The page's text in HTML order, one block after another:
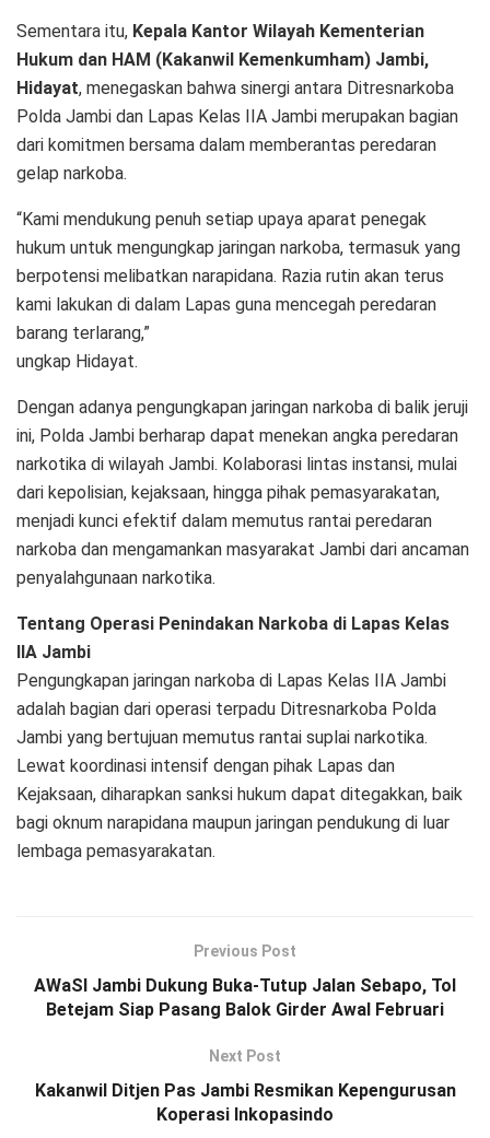
Sementara itu, Kepala Kantor Wilayah Kementerian
Hukum dan HAM (Kakanwil Kemenkumham) Jambi,
Hidayat, menegaskan bahwa sinergi antara Ditresnarkoba
Polda Jambi dan Lapas Kelas IIA Jambi merupakan bagian
dari komitmen bersama dalam memberantas peredaran
gelap narkoba.
“Kami mendukung penuh setiap upaya aparat penegak
hukum untuk mengungkap jaringan narkoba, termasuk yang
berpotensi melibatkan narapidana. Razia rutin akan terus
kami lakukan di dalam Lapas guna mencegah peredaran
barang terlarang,”
ungkap Hidayat.
Dengan adanya pengungkapan jaringan narkoba di balik jeruji
ini, Polda Jambi berharap dapat menekan angka peredaran
narkotika di wilayah Jambi. Kolaborasi lintas instansi, mulai
dari kepolisian, kejaksaan, hingga pihak pemasyarakatan,
menjadi kunci efektif dalam memutus rantai peredaran
narkoba dan mengamankan masyarakat Jambi dari ancaman
penyalahgunaan narkotika.
Tentang Operasi Penindakan Narkoba di Lapas Kelas
IIA Jambi
Pengungkapan jaringan narkoba di Lapas Kelas IIA Jambi
adalah bagian dari operasi terpadu Ditresnarkoba Polda
Jambi yang bertujuan memutus rantai suplai narkotika.
Lewat koordinasi intensif dengan pihak Lapas dan
Kejaksaan, diharapkan sanksi hukum dapat ditegakkan, baik
bagi oknum narapidana maupun jaringan pendukung di luar
lembaga pemasyarakatan.
Previous Post
AWaSI Jambi Dukung Buka-Tutup Jalan Sebapo, Tol
Betejam Siap Pasang Balok Girder Awal Februari
Next Post
Kakanwil Ditjen Pas Jambi Resmikan Kepengurusan
Koperasi Inkopasindo